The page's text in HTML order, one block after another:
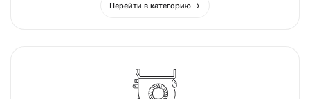
Перейти в категорию →